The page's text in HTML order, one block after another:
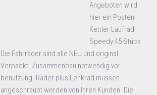
Angeboten wird
hier ein Posten
Kettler Laufrad
Speedy 45 Stück
Die Fahrräder sind alle NEU und original
Verpackt. Zusammenbau notwendig vor
benutzung. Räder plus Lenkrad müssen
angeschraubt werden von Ihren Kunden. Die